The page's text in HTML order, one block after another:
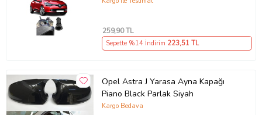
259,90 TL
Sepette %14 İndirim 223,51 TL
Opel Astra J Yarasa Ayna Kapağı
Piano Black Parlak Siyah
Kargo Bedava